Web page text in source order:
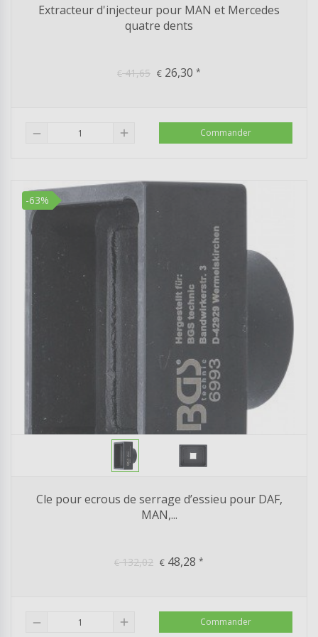
Extracteur d'injecteur pour MAN et Mercedes
quatre dents
€41,65 € 26,30 *
remove add Commander
-63%
Cle pour ecrous de serrage d’essieu pour DAF,
MAN,...
€132,02 € 48,28 *
remove add Commander